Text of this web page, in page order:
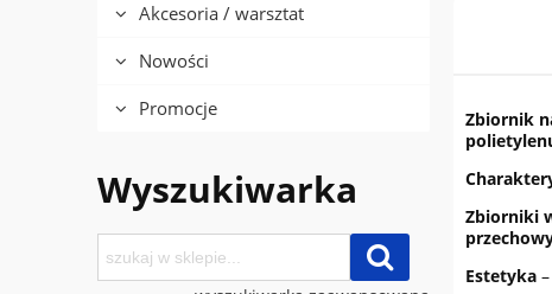
Akcesoria / warsztat
Nowości
Promocje
Wyszukiwarka
Zbiornik
Zbiorniki
Estetyka